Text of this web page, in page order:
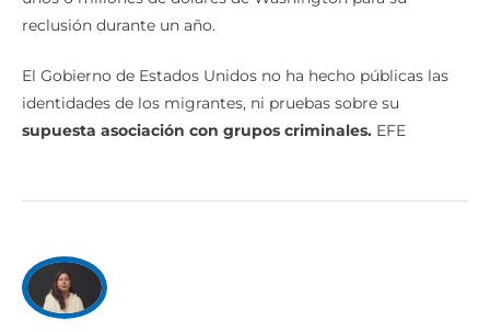
reclusión durante un año.
El Gobierno de Estados Unidos no ha hecho públicas las
identidades de los migrantes, ni pruebas sobre su
supuesta asociación con grupos criminales. EFE